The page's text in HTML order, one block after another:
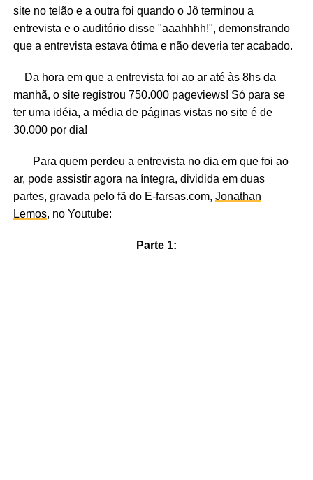
site no telão e a outra foi quando o Jô terminou a
entrevista e o auditório disse "aaahhhh!", demonstrando
que a entrevista estava ótima e não deveria ter acabado.
Da hora em que a entrevista foi ao ar até às 8hs da
manhã, o site registrou 750.000 pageviews! Só para se
ter uma idéia, a média de páginas vistas no site é de
30.000 por dia!
Para quem perdeu a entrevista no dia em que foi ao
ar, pode assistir agora na íntegra, dividida em duas
partes, gravada pelo fã do E-farsas.com, Jonathan
Lemos, no Youtube:
Parte 1: